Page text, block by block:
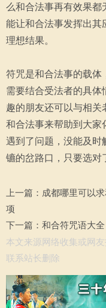
么和合法事再有效果都
能让和合法事发挥出其
理想结果。
符咒是和合法事的载体
需要结合受法者的具
趣的朋友还可以与相关
和合法事来帮助到大家
遇到了问题，没能及时
镳的岔路口，只要选对
上一篇： 成都哪里可以
项
下一篇： 和合符咒语大
本文来源网络收集或网
联系站长删除